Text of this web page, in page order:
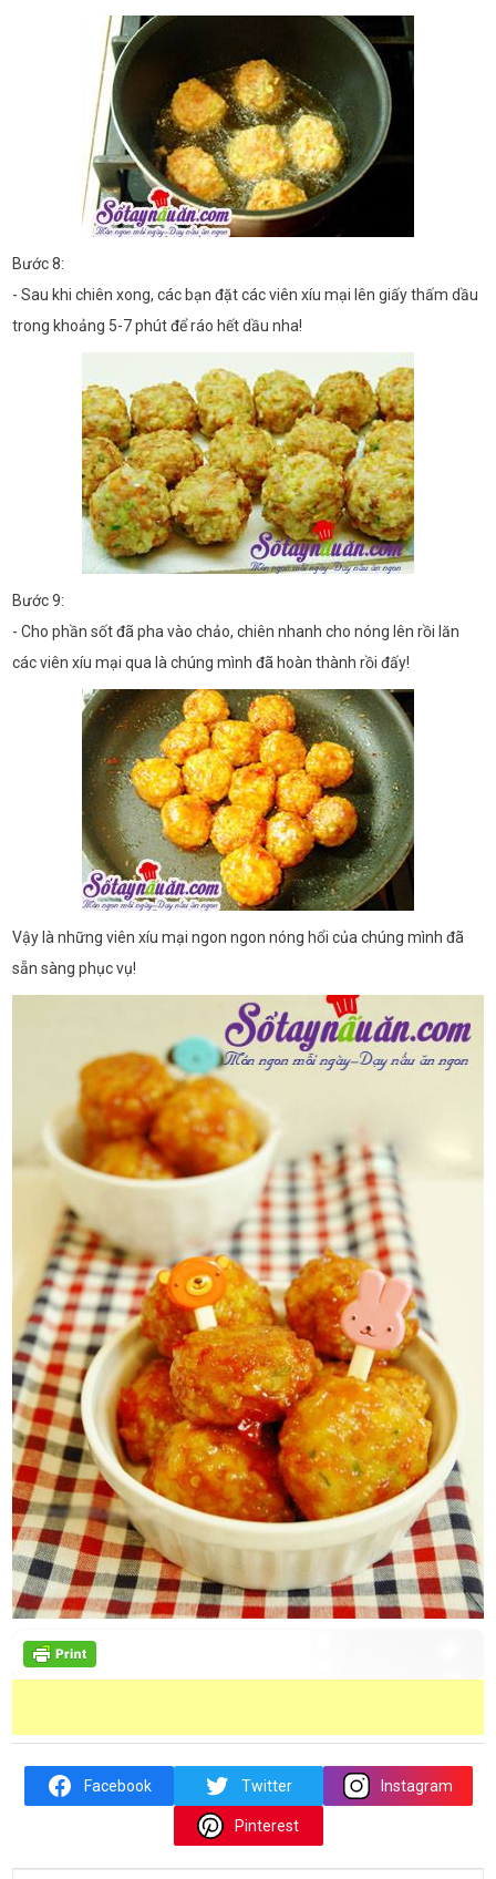
Bước 8:
- Sau khi chiên xong, các bạn đặt các viên xíu mại lên giấy thấm dầu
trong khoảng 5-7 phút để ráo hết dầu nha!
Bước 9:
- Cho phần sốt đã pha vào chảo, chiên nhanh cho nóng lên rồi lăn
các viên xíu mại qua là chúng mình đã hoàn thành rồi đấy!
Vậy là những viên xíu mại ngon ngon nóng hổi của chúng mình đã
sẵn sàng phục vụ!
Facebook Twitter Instagram
Pinterest